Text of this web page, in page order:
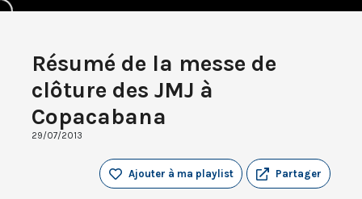
Résumé de la messe de
clôture des JMJ à
Copacabana
29/07/2013
Partager
Ajouter à ma playlist